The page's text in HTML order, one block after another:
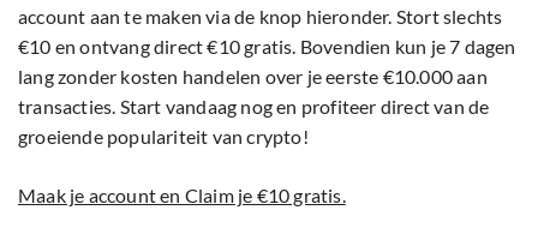
account aan te maken via de knop hieronder. Stort slechts
€10 en ontvang direct €10 gratis. Bovendien kun je 7 dagen
lang zonder kosten handelen over je eerste €10.000 aan
transacties. Start vandaag nog en profiteer direct van de
groeiende populariteit van crypto!
Maak je account en Claim je €10 gratis.